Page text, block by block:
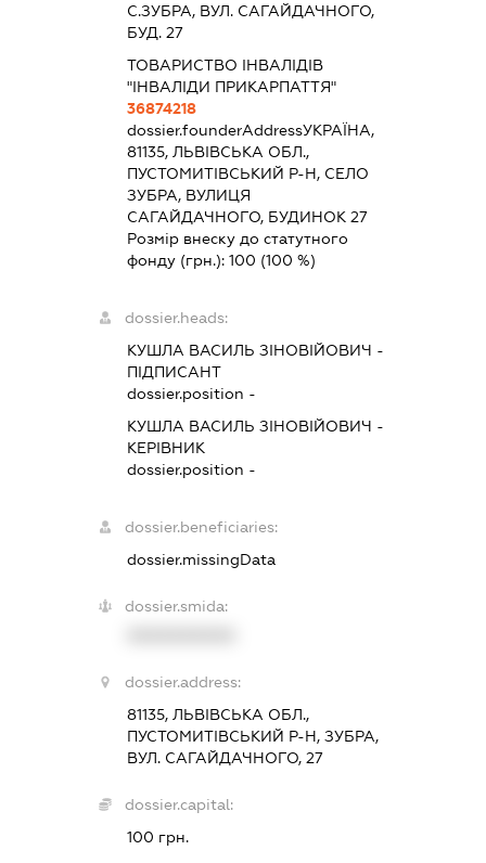
С.ЗУБРА, ВУЛ. САГАЙДАЧНОГО,
БУД. 27
ТОВАРИСТВО ІНВАЛІДІВ
"ІНВАЛІДИ ПРИКАРПАТТЯ"
36874218
dossier.founderAddressУКРАЇНА,
81135, ЛЬВІВСЬКА ОБЛ.,
ПУСТОМИТІВСЬКИЙ Р-Н, СЕЛО
ЗУБРА, ВУЛИЦЯ
САГАЙДАЧНОГО, БУДИНОК 27
Розмір внеску до статутного
фонду (грн.): 100 (100 %)
dossier.heads:
КУШЛА ВАСИЛЬ ЗІНОВІЙОВИЧ -
ПІДПИСАНТ
dossier.position -
КУШЛА ВАСИЛЬ ЗІНОВІЙОВИЧ -
КЕРІВНИК
dossier.position -
dossier.beneficiaries:
dossier.missingData
dossier.smida:
dossier.address:
81135, ЛЬВІВСЬКА ОБЛ.,
ПУСТОМИТІВСЬКИЙ Р-Н, ЗУБРА,
ВУЛ. САГАЙДАЧНОГО, 27
dossier.capital:
100 грн.